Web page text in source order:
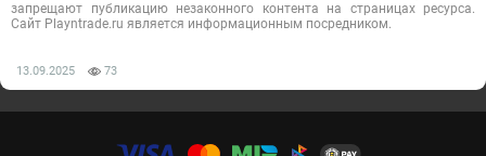
запрещают публикацию незаконного контента на страницах ресурса.
Сайт Playntrade.ru является информационным посредником.
13.09.2025 73